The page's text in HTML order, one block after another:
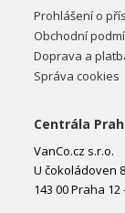
Prohlášení o
Obchodní
Doprava a
Správa cookies
Centrála
VanCo.cz s.r.o.
U čokoládoven
143 00 Praha